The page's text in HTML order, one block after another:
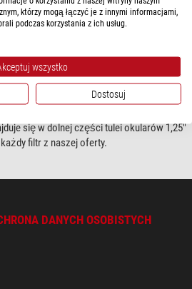
skorzystania z filtra księżycowego,
mgławicowego. Wzbogacają one
dostrzec szereg szczegółów, które
się w dolnej części tulei okularów 1,25"
filtr z naszej oferty.
DANYCH OSOBISTYCH
którzy mogą łączyć je z innymi informacjami,
podczas korzystania z ich usług.
wszystko
Dostosuj